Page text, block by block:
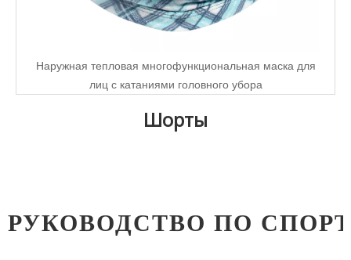
Наружная тепловая многофункциональная маска для
лиц с катаниями головного убора
Шорты
РУКОВОДСТВО ПО